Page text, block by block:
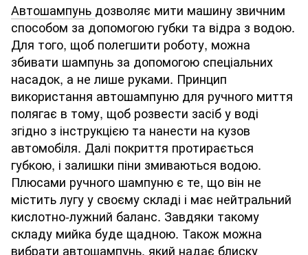
Автошампунь дозволяє мити машину звичним
способом за допомогою губки та відра з водою.
Для того, щоб полегшити роботу, можна
збивати шампунь за допомогою спеціальних
насадок, а не лише руками. Принцип
використання автошампуню для ручного миття
полягає в тому, щоб розвести засіб у воді
згідно з інструкцією та нанести на кузов
автомобіля. Далі покриття протирається
губкою, і залишки піни змиваються водою.
Плюсами ручного шампуню є те, що він не
містить лугу у своєму складі і має нейтральний
кислотно-лужний баланс. Завдяки такому
складу мийка буде щадною. Також можна
вибрати автошампунь, який надає блиску